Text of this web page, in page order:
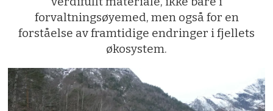
forvaltningsøyemed, men også for en
forståelse av framtidige endringer i fjellets
økosystem.